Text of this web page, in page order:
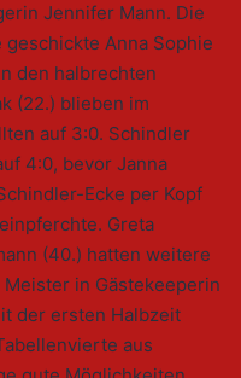
Jennifer Mann. Die
Anna Sophie
den halbrechten
(22.) blieben im
auf 3:0. Schindler
4:0, bevor Janna
Ecke per Kopf
Greta
(40.) hatten weitere
in Gästekeeperin
der ersten Halbzeit
aus